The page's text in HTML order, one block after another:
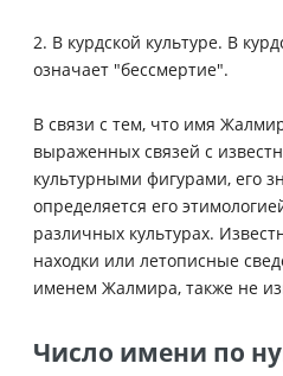
2. В курдской культуре. В
означает "бессмертие".
В связи с тем, что имя
выраженных связей с
культурными фигурами, его
определяется его
различных культурах.
находки или летописные
именем Жалмира, также не
Число имени по